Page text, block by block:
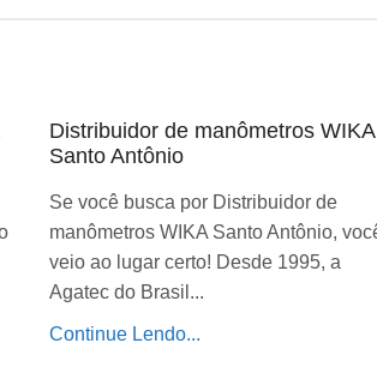
Distribuidor de manômetros WIKA
Santo Antônio
Se você busca por Distribuidor de
manômetros WIKA Santo Antônio,
você veio ao lugar certo! Desde 1995,
a Agatec do Brasil...
Continue Lendo...